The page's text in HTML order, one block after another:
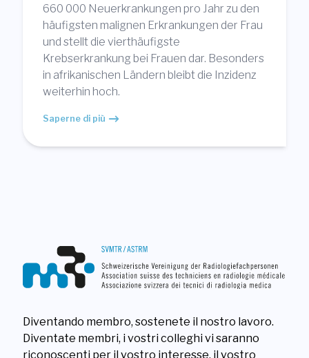
660 000 Neuerkrankungen pro Jahr zu den
häufigsten malignen Erkrankungen der Frau
und stellt die vierthäufigste
Krebserkrankung bei Frauen dar. Besonders
in afrikanischen Ländern bleibt die Inzidenz
weiterhin hoch.
Saperne di più
Diventando membro, sostenete il nostro lavoro.
Diventate membri, i vostri colleghi vi saranno
riconoscenti per il vostro interesse, il vostro